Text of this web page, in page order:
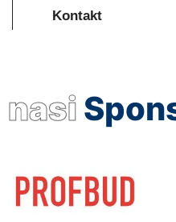
Kontakt
nasi